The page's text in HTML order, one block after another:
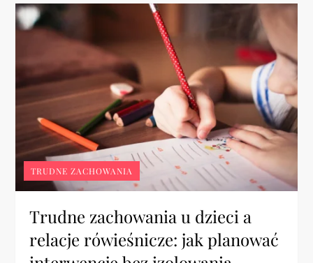
TRUDNE ZACHOWANIA
Trudne zachowania u dzieci a
relacje rówieśnicze: jak planować